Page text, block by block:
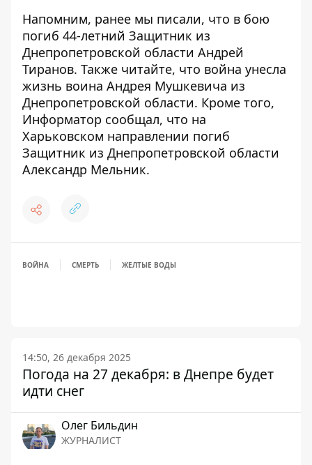
Напомним, ранее мы писали, что в бою
погиб 44-летний Защитник из
Днепропетровской области Андрей
Тиранов. Также читайте, что война унесла
жизнь воина Андрея Мушкевича из
Днепропетровской области. Кроме того,
Информатор сообщал, что на
Харьковском направлении погиб
Защитник из Днепропетровской области
Александр Мельник.
ВОЙНА СМЕРТЬ ЖЕЛТЫЕ ВОДЫ
14:50, 26 декабря 2025
Погода на 27 декабря: в Днепре будет
идти снег
Олег Бильдин
ЖУРНАЛИСТ